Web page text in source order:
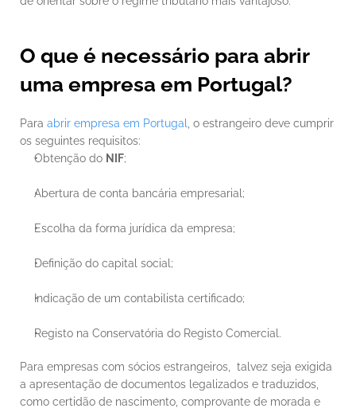
O que é necessário para abrir
uma empresa em Portugal?
Para abrir empresa em Portugal
, o estrangeiro deve cumprir
os seguintes requisitos:
Obtenção do NIF;
Abertura de conta bancária empresarial;
Escolha da forma jurídica da empresa;
Definição do capital social;
Indicação de um contabilista certificado;
Registo na Conservatória do Registo Comercial.
Para empresas com sócios estrangeiros,  talvez seja exigida
a apresentação de documentos legalizados e traduzidos,
como certidão de nascimento, comprovante de morada e